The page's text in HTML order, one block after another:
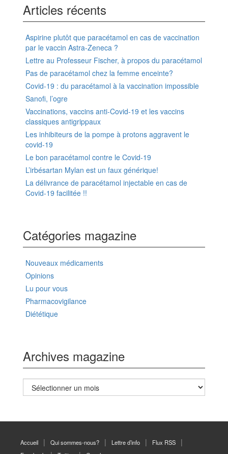
Articles récents
Aspirine plutôt que paracétamol en cas de vaccination
par le vaccin Astra-Zeneca ?
Lettre au Professeur Fischer, à propos du paracétamol
Pas de paracétamol chez la femme enceinte?
Covid-19 : du paracétamol à la vaccination impossible
Sanofi, l’ogre
Vaccinations, vaccins anti-Covid-19 et les vaccins
classiques antigrippaux
Les inhibiteurs de la pompe à protons aggravent le
covid-19
Le bon paracétamol contre le Covid-19
L’irbésartan Mylan est un faux générique!
La délivrance de paracétamol injectable en cas de
Covid-19 facilitée !!
Catégories magazine
Nouveaux médicaments
Opinions
Lu pour vous
Pharmacovigilance
Diététique
Archives magazine
Archives
magazine
Accueil Qui sommes-nous? Lettre d’info
Flux RSS